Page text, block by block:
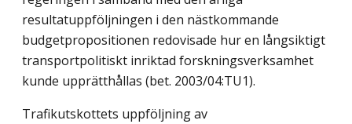
resultatuppföljningen i den nästkommande
budgetpropositionen redovisade hur en långsiktigt
transportpolitiskt inriktad forskningsverksamhet
kunde upprätthållas (bet. 2003/04:TU1).
Trafikutskottets uppföljning av